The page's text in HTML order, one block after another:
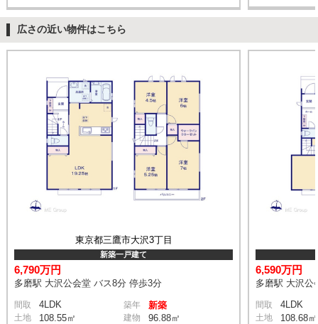
広さの近い物件はこちら
東京都三鷹市大沢3丁目
新築一戸建て
6,790万円
多磨駅 大沢公会堂 バス8分 停歩3分
間取 4LDK 築年 新築
土地 108.55㎡ 建物 96.88㎡
6,590万円
多磨駅 大沢公
間取 4LDK
土地 108.68㎡